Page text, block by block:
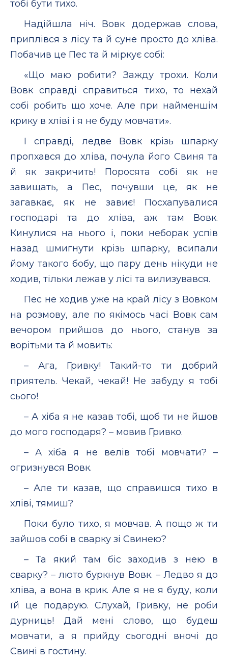
тобі бути тихо.
Надійшла ніч. Вовк додержав слова,
приплівся з лісу та й суне просто до хліва.
Побачив це Пес та й міркує собі:
«Що маю робити? Зажду трохи. Коли
Вовк справді справиться тихо, то нехай
собі робить що хоче. Але при найменшім
крику в хліві і я не буду мовчати».
І справді, ледве Вовк крізь шпарку
пропхався до хліва, почула його Свиня та
й як закричить! Поросята собі як не
завищать, а Пес, почувши це, як не
загавкає, як не завиє! Посхапувалися
господарі та до хліва, аж там Вовк.
Кинулися на нього і, поки неборак успів
назад шмигнути крізь шпарку, всипали
йому такого бобу, що пару день нікуди не
ходив, тільки лежав у лісі та вилизувався.
Пес не ходив уже на край лісу з Вовком
на розмову, але по якімось часі Вовк сам
вечором прийшов до нього, станув за
ворітьми та й мовить:
– Ага, Гривку! Такий-то ти добрий
приятель. Чекай, чекай! Не забуду я тобі
сього!
– А хіба я не казав тобі, щоб ти не йшов
до мого господаря? – мовив Гривко.
– А хіба я не велів тобі мовчати? –
огризнувся Вовк.
– Але ти казав, що справишся тихо в
хліві, тямиш?
Поки було тихо, я мовчав. А пощо ж ти
зайшов собі в сварку зі Свинею?
– Та який там біс заходив з нею в
сварку? – люто буркнув Вовк. – Ледво я до
хліва, а вона в крик. Але я не я буду, коли
їй це подарую. Слухай, Гривку, не роби
дурниць! Дай мені слово, що будеш
мовчати, а я прийду сьогодні вночі до
Свині в гостину.